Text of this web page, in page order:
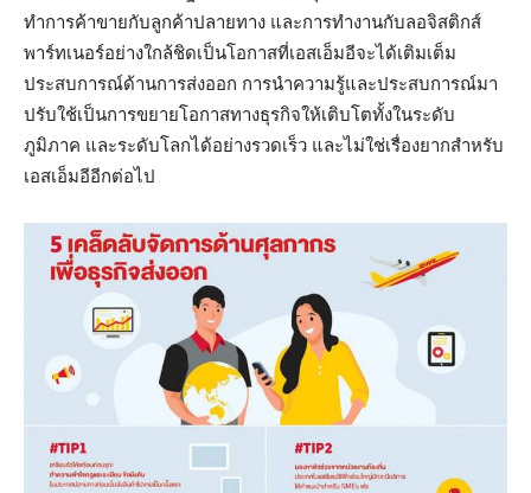
ทำการค้าขายกับลูกค้าปลายทาง และการทํางานกับลอจิสติกส์
พาร์ทเนอร์อย่างใกล้ชิดเป็นโอกาสที่เอสเอ็มอีจะได้เติมเต็ม
ประสบการณ์ด้านการส่งออก การนำความรู้และประสบการณ์มา
ปรับใช้เป็นการขยายโอกาสทางธุรกิจให้เติบโตทั้งในระดับ
ภูมิภาค และระดับโลกได้อย่างรวดเร็ว และไม่ใช่เรื่องยากสำหรับ
เอสเอ็มอีอีกต่อไป